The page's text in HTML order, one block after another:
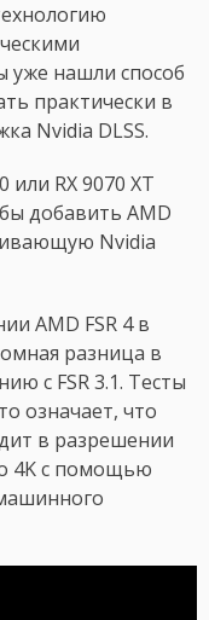
уже нашли способ
практически в
Nvidia DLSS.
RX 9070 XT
добавить AMD
Nvidia
AMD FSR 4 в
разница в
с FSR 3.1. Тесты
означает, что
в разрешении
4K с помощью